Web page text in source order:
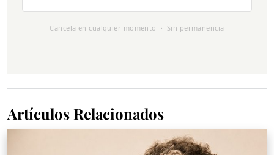
Cancela en cualquier momento · Sin permanencia
Artículos Relacionados